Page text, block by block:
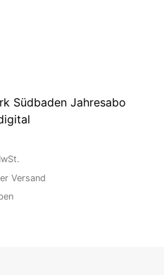
Südbaden Jahresabo
Versand